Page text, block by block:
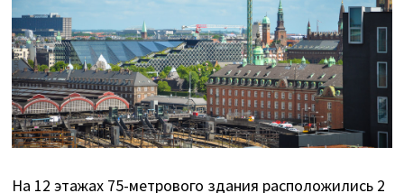
На 12 этажах 75-метрового здания расположились 2